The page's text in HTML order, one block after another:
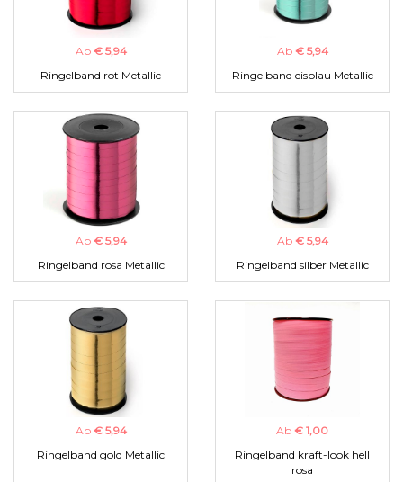
Ab € 5,94
Ringelband rot Metallic
Ab € 5,94
Ringelband eisblau Metallic
Ab € 5,94
Ringelband rosa Metallic
Ab € 5,94
Ringelband silber Metallic
Ab € 5,94
Ringelband gold Metallic
Ab € 1,00
Ringelband kraft-look hell
rosa